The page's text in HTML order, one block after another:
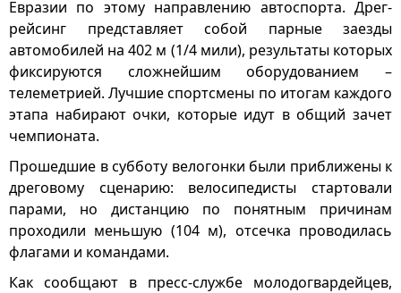
Евразии по этому направлению автоспорта. Дрег-
рейсинг представляет собой парные заезды
автомобилей на 402 м (1/4 мили), результаты которых
фиксируются сложнейшим оборудованием –
телеметрией. Лучшие спортсмены по итогам каждого
этапа набирают очки, которые идут в общий зачет
чемпионата.
Прошедшие в субботу велогонки были приближены к
дреговому сценарию: велосипедисты стартовали
парами, но дистанцию по понятным причинам
проходили меньшую (104 м), отсечка проводилась
флагами и командами.
Как сообщают в пресс-службе молодогвардейцев,